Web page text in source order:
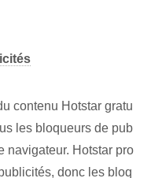
contenu Hotstar gratu
les bloqueurs de pub
navigateur. Hotstar pro
donc les bloq